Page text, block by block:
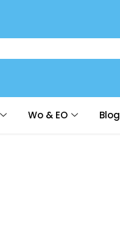
Wo & EO Blog